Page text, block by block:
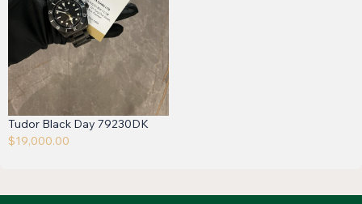
Tudor Black Day 79230DK
$19,000.00